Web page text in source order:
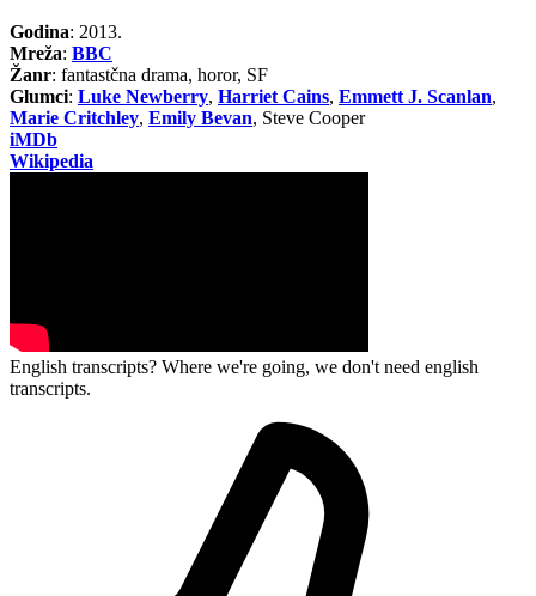
Godina: 2013.
Mreža: BBC
Žanr: fantastčna drama, horor, SF
Glumci: Luke Newberry, Harriet Cains, Emmett J. Scanlan,
Marie Critchley, Emily Bevan, Steve Cooper
iMDb
Wikipedia
English transcripts? Where we're going, we don't need english
transcripts.